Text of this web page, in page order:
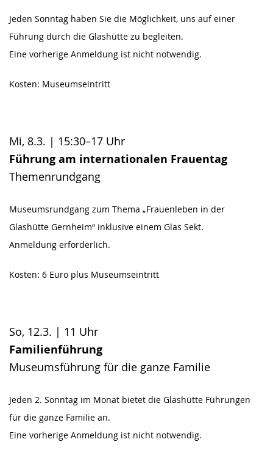
Jeden Sonntag haben Sie die Möglichkeit, uns auf einer
Führung durch die Glashütte zu begleiten.
Eine vorherige Anmeldung ist nicht notwendig.
Kosten: Museumseintritt
Mi, 8.3. | 15:30–17 Uhr
Führung am internationalen Frauentag
Themenrundgang
Museumsrundgang zum Thema „Frauenleben in der
Glashütte Gernheim“ inklusive einem Glas Sekt.
Anmeldung erforderlich.
Kosten: 6 Euro plus Museumseintritt
So, 12.3. | 11 Uhr
Familienführung
Museumsführung für die ganze Familie
Jeden 2. Sonntag im Monat bietet die Glashütte Führungen
für die ganze Familie an.
Eine vorherige Anmeldung ist nicht notwendig.